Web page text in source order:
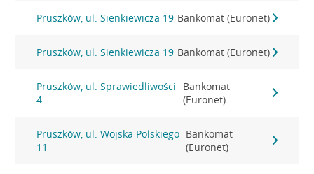
Pruszków, ul. Sienkiewicza 19 Bankomat (Euronet)
Pruszków, ul. Sienkiewicza 19 Bankomat (Euronet)
Pruszków, ul. Sprawiedliwości
4
Bankomat
(Euronet)
Pruszków, ul. Wojska Polskiego
11
Bankomat
(Euronet)